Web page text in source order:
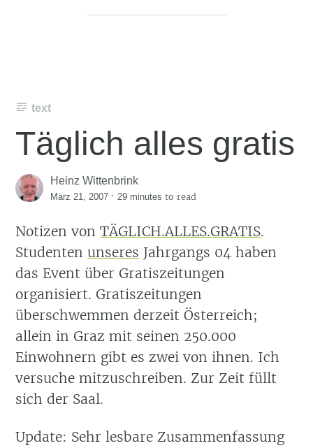
text
Täglich alles gratis
Heinz Wittenbrink
März 21, 2007 ·29 minutes to read
Notizen vonTÄGLICH.ALLES.GRATIS.
Studentenunseres Jahrgangs 04 haben
das Event über Gratiszeitungen
organisiert. Gratiszeitungen
überschwemmen derzeit Österreich;
allein in Graz mit seinen 250.000
Einwohnern gibt es zwei von ihnen. Ich
versuche mitzuschreiben. Zur Zeit füllt
sich der Saal.
Update: Sehr lesbare Zusammenfassung